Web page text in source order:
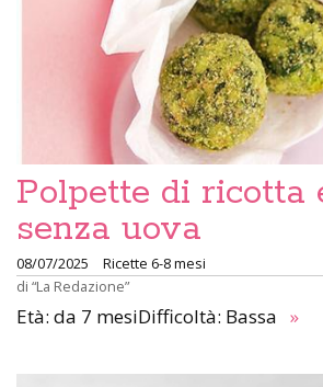
Polpette di ricotta
senza uova
08/07/2025
Ricette 6-8 mesi
di “La Redazione”
Età: da 7 mesiDifficoltà: Bassa »